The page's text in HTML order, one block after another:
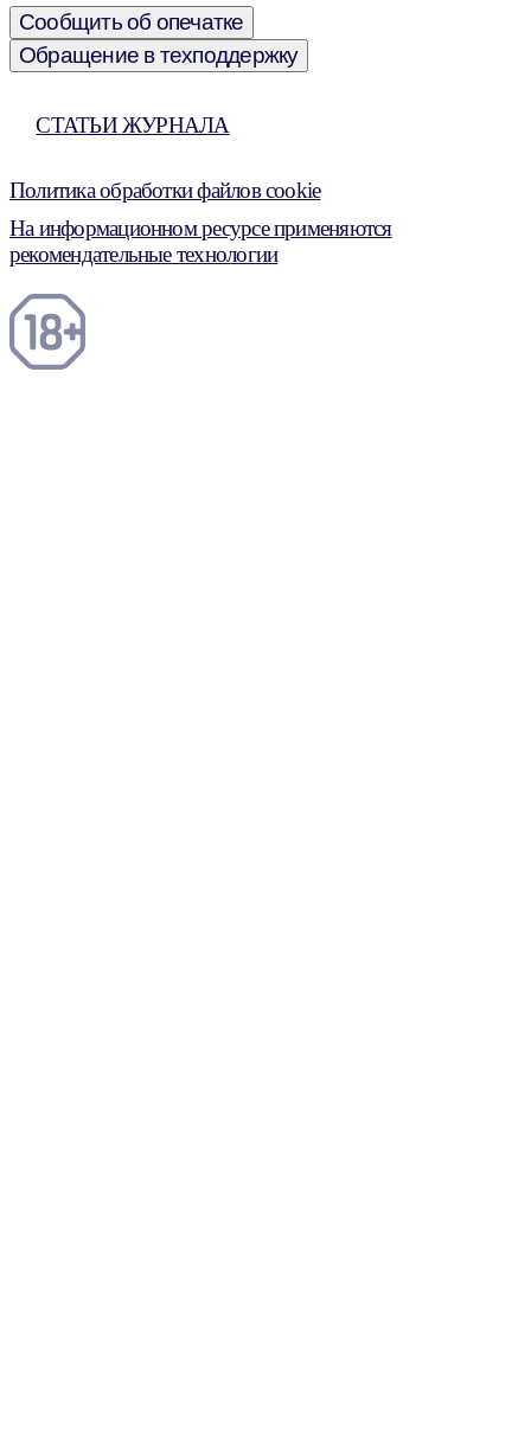
Сообщить об опечатке
Обращение в техподдержку
СТАТЬИ ЖУРНАЛА
Политика обработки файлов cookie
На информационном ресурсе применяются
рекомендательные технологии